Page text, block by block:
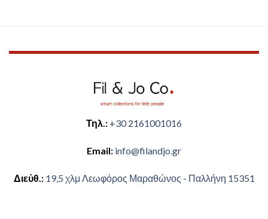
Τηλ.: +30 2161001016
Email: ​info@filandjo.gr
Διεύθ.: ​​19,5 χλμ Λεωφόρος Μαραθώνος - ​​Παλλήνη 15351